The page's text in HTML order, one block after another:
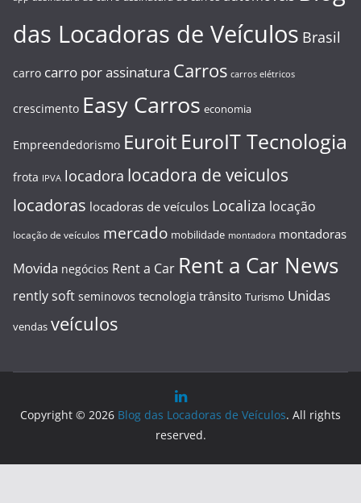
das Locadoras de Veículos Brasil
carro carro por assinatura Carros carros elétricos
crescimento Easy Carros economia
Empreendedorismo Euroit EuroIT Tecnologia
frota IPVA locadora locadora de veiculos
locadoras locadoras de veículos Localiza locação
locação de veículos mercado mobilidade montadora montadoras
Movida negócios Rent a Car Rent a Car News
rently soft seminovos tecnologia trânsito Turismo Unidas
vendas veículos
Copyright © 2026 Blog das Locadoras de Veículos. All rights
reserved.